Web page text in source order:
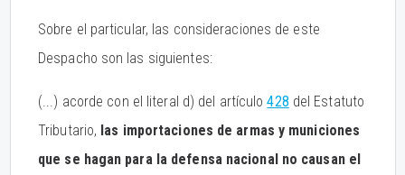
Sobre el particular, las consideraciones de este
Despacho son las siguientes:
(...) acorde con el literal d) del artículo428 del Estatuto
Tributario, las importaciones de armas y municiones
que se hagan para la defensa nacional no causan el